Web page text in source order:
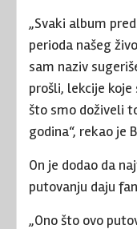
„Svaki album
perioda našeg
sam naziv
prošli, lekcije koje
što smo doživeli
godina“, rekao je
On je dodao da
putovanju daju
„Ono što ovo